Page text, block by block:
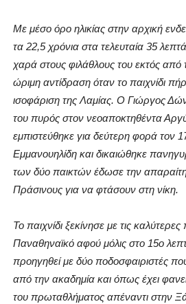
Με μέσο όρο ηλικίας στην αρχική
τα 22,5 χρόνια στα τελευταία 35
χαρά στους φιλάθλους του εκτός από
ώριμη αντίδραση όταν το παιχνίδι
ισοφάριση της Λαμίας. Ο Γιώργος
του πυρός στον νεοαποκτηθέντα
εμπιστεύθηκε για δεύτερη φορά τον
Εμμανουηλίδη και δικαιώθηκε
των δύο παικτών έδωσε την
Πράσινους για να φτάσουν στη νίκη.
Το παιχνίδι ξεκίνησε με τις
Παναθηναϊκό αφού μόλις στο 15ο
προηγηθεί με δύο ποδοσφαιριστές
από την ακαδημία και όπως έχει
του πρωταθλήματος απέναντι στην